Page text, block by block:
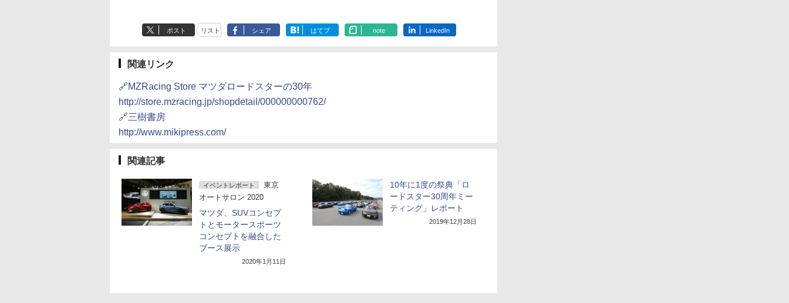
ポスト リスト シェア はてブ note LinkedIn
関連リンク
🔗MZRacing Store マツダロードスターの30年
http://store.mzracing.jp/shopdetail/000000000762/
🔗三樹書房
http://www.mikipress.com/
関連記事
イベントレポート
東京
オートサロン 2020
マツダ、SUVコンセプ
トとモータースポーツ
コンセプトを融合した
ブース展示
2020年1月11日
10年に1度の祭典「ロ
ードスター30周年ミー
ティング」レポート
2019年12月28日